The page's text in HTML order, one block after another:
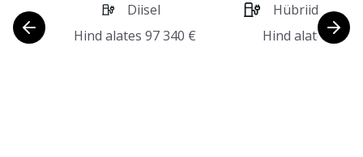
Diisel
Hind alates 97 340 €
Hübriid diisel/
Hind alates 99